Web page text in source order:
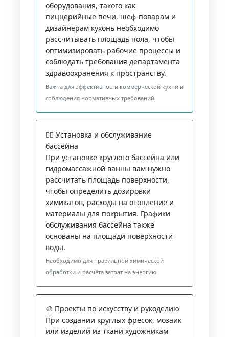
оборудования, такого как
пиццерийные печи, шеф-поварам и
дизайнерам кухонь необходимо
рассчитывать площадь пола, чтобы
оптимизировать рабочие процессы и
соблюдать требования департамента
здравоохранения к пространству.
Важна для эффективности коммерческой кухни и
соблюдения нормативных требований
🏊‍♀️ Установка и обслуживание
бассейна
При установке круглого бассейна или
гидромассажной ванны вам нужно
рассчитать площадь поверхности,
чтобы определить дозировки
химикатов, расходы на отопление и
материалы для покрытия. Графики
обслуживания бассейна также
основаны на площади поверхности
воды.
Необходимо для правильной химической
обработки и расчёта затрат на энергию
🎨 Проекты по искусству и рукоделию
При создании круглых фресок, мозаик
или изделий из ткани художникам